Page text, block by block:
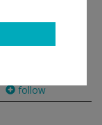
follow